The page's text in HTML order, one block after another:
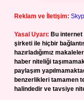
Reklam ve İletişim:
Yasal Uyarı: Bu
şirketi ile hiçbir
hazırladığımız
haber niteliği
paylaşım
benzerlikleri tamamen
halindedir ve tavsiye